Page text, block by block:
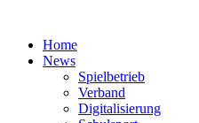
Home
News
Spielbetrieb
Verband
Digitalisierung